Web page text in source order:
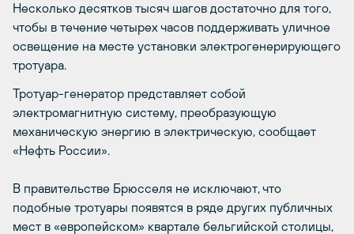
Несколько десятков тысяч шагов достаточно для того,
чтобы в течение четырех часов поддерживать уличное
освещение на месте установки электрогенерирующего
тротуара.
Тротуар-генератор представляет собой
электромагнитную систему, преобразующую
механическую энергию в электрическую, сообщает
«Нефть России».
В правительстве Брюсселя не исключают, что
подобные тротуары появятся в ряде других публичных
мест в «европейском» квартале бельгийской столицы,